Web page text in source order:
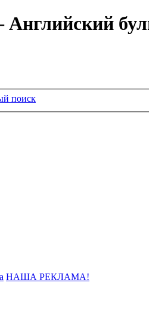
Английский
поиск
НАША РЕКЛАМА!